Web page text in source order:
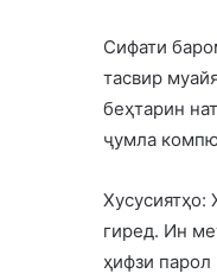
Сифати
тасвир
беҳтарин
ҷумла
Хусусиятҳо:
гиред. Ин
ҳифзи парол